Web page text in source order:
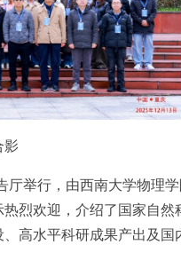
影
举行，由西南大学物理
烈欢迎，介绍了国家自
高水平科研成果产出及